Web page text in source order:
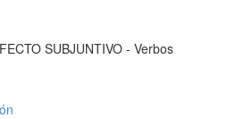
SUBJUNTIVO - Verbos